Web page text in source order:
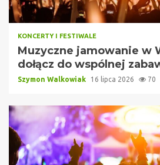
KONCERTY I FESTIWALE
Muzyczne jamowanie w
dołącz do wspólnej
Szymon Walkowiak 16 lipca 2026 70